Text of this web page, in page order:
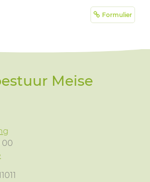
Formulier
Meise
00